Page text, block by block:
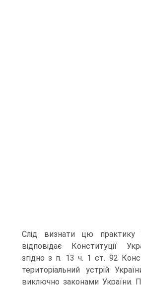
Слід визнати цю
відповідає Конституції
згідно з п. 13 ч. 1 ст. 92
територіальний устрій
виключно законами України.